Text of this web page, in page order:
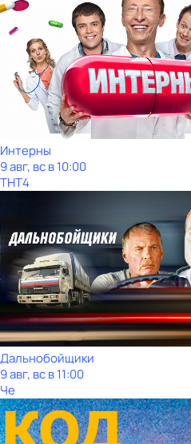
Интерны
9 авг, вс в 10:00
ТНТ4
Дальнобойщики
9 авг, вс в 11:00
Че